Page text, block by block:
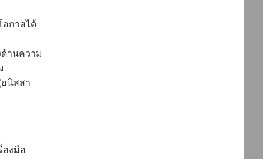
อกาสได้
านความ
อนิสสา
องมือ